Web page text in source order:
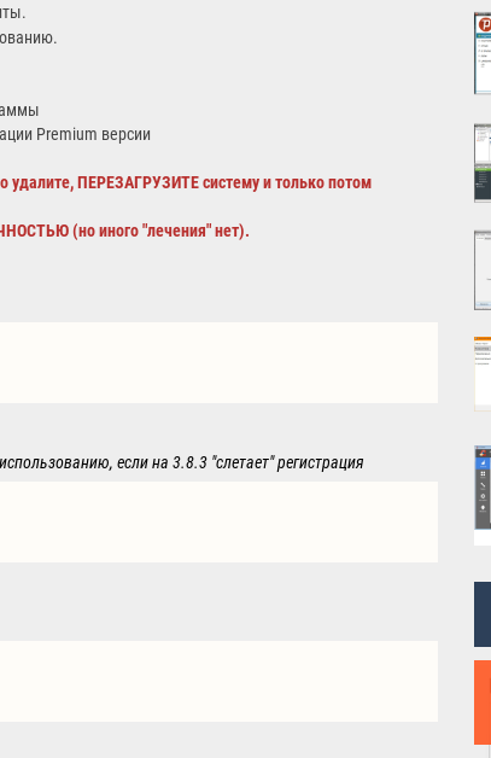
Premium версии
ПЕРЕЗАГРУЗИТЕ систему и только потом
(но иного "лечения" нет).
если на 3.8.3 "слетает" регистрация